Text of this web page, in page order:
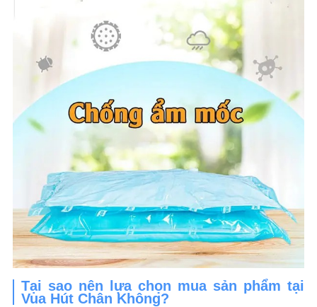
Tại sao nên lựa chọn mua sản phẩm tại
Vua Hút Chân Không?